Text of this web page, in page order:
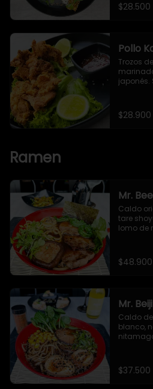
$28.500
Pollo
Trozos
japonés.
$28.900
Ramen
Mr.
Caldo
tare
lomo de
$48.900
Mr.
Caldo
blanco,
$37.500